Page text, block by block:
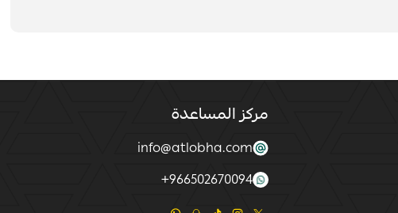
مركز المساعدة
info@atlobha.com
966502670094
+